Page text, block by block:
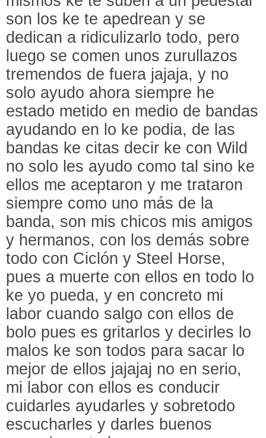
son los ke te apedrean y se
dedican a ridiculizarlo todo, pero
luego se comen unos zurullazos
tremendos de fuera jajaja, y no
solo ayudo ahora siempre he
estado metido en medio de bandas
ayudando en lo ke podia, de las
bandas ke citas decir ke con Wild
no solo les ayudo como tal sino ke
ellos me aceptaron y me trataron
siempre como uno más de la
banda, son mis chicos mis amigos
y hermanos, con los demás sobre
todo con Ciclón y Steel Horse,
pues a muerte con ellos en todo lo
ke yo pueda, y en concreto mi
labor cuando salgo con ellos de
bolo pues es gritarlos y decirles lo
malos ke son todos para sacar lo
mejor de ellos jajajaj no en serio,
mi labor con ellos es conducir
cuidarles ayudarles y sobretodo
escucharles y darles buenos